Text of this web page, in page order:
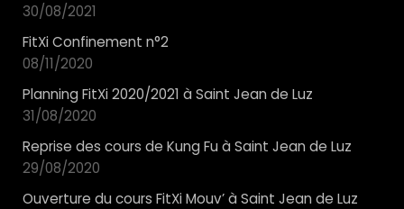
30/08/2021
FitXi Confinement n°2
08/11/2020
Planning FitXi 2020/2021 à Saint Jean de Luz
31/08/2020
Reprise des cours de Kung Fu à Saint Jean de Luz
29/08/2020
Ouverture du cours FitXi Mouv’ à Saint Jean de Luz